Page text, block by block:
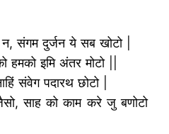
संगम दुर्जन ये सब खोटो |
इमि अंतर मोटो ||
संवेग पदारथ छोटो |
साह को काम करे जु बणोटो